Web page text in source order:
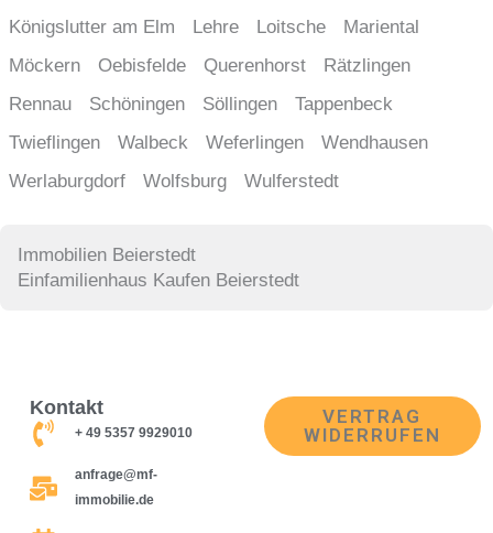
Königslutter am Elm
Lehre Loitsche
Mariental
Möckern
Oebisfelde Querenhorst
Rätzlingen
Rennau
Schöningen Söllingen
Tappenbeck
Twieflingen
Walbeck Weferlingen
Wendhausen
Werlaburgdorf
Wolfsburg Wulferstedt
Immobilien Beierstedt
Einfamilienhaus Kaufen Beierstedt
Kontakt
+ 49 5357 9929010
anfrage@mf-
immobilie.de
VERTRAG
WIDERRUFEN